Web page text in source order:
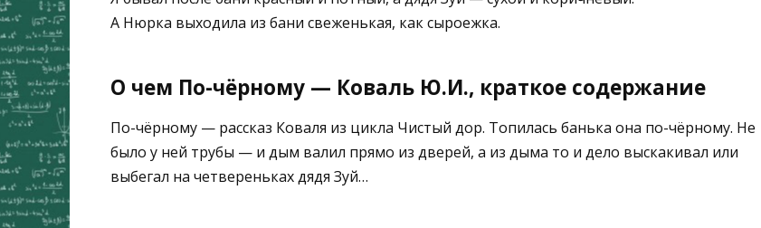
А Нюрка выходила из бани свеженькая, как сыроежка.
О чем По-чёрному — Коваль Ю.И., краткое содержание
По-чёрному — рассказ Коваля из цикла Чистый дор. Топилась банька она по-чёрному. Не
было у ней трубы — и дым валил прямо из дверей, а из дыма то и дело выскакивал или
выбегал на четвереньках дядя Зуй…